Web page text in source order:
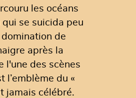
les océans
se suicida peu
de
après la
l'une des scènes
l’emblème du «
jamais célébré.